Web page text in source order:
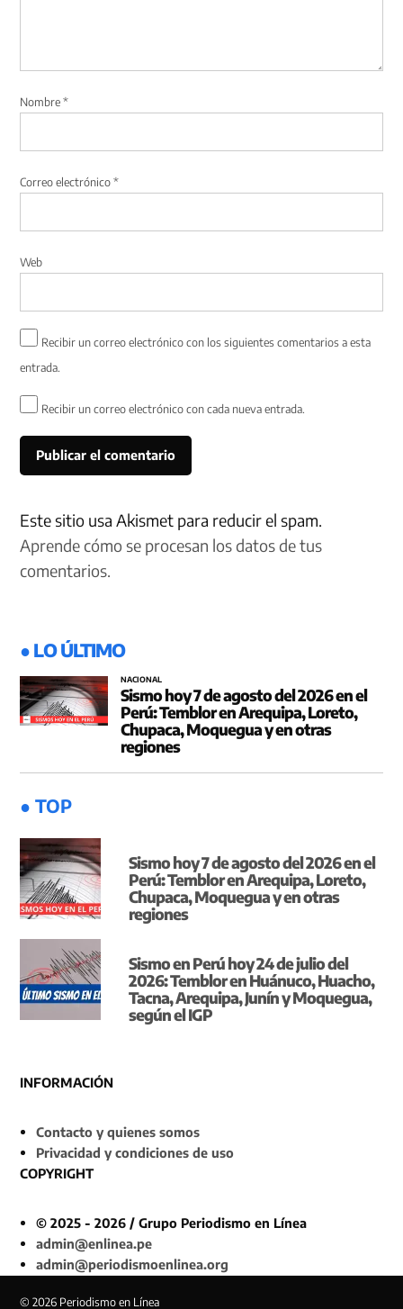
Nombre*
Correo electrónico*
Web
Recibir un correo electrónico con los siguientes comentarios a esta
entrada.
Recibir un correo electrónico con cada nueva entrada.
Este sitio usa Akismet para reducir el spam.
Aprende cómo se procesan los datos de tus
comentarios.
● LO ÚLTIMO
NACIONAL
Sismo hoy 7 de agosto del 2026 en el
Perú: Temblor en Arequipa, Loreto,
Chupaca, Moquegua y en otras
regiones
● TOP
Sismo hoy 7 de agosto del 2026 en el
Perú: Temblor en Arequipa, Loreto,
Chupaca, Moquegua y en otras
regiones
Sismo en Perú hoy 24 de julio del
2026: Temblor en Huánuco, Huacho,
Tacna, Arequipa, Junín y Moquegua,
según el IGP
INFORMACIÓN
Contacto y quienes somos
Privacidad y condiciones de uso
COPYRIGHT
© 2025 - 2026 / Grupo Periodismo en Línea
admin@enlinea.pe
admin@periodismoenlinea.org
© 2026 Periodismo en Línea